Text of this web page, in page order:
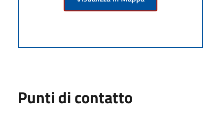
Punti di contatto